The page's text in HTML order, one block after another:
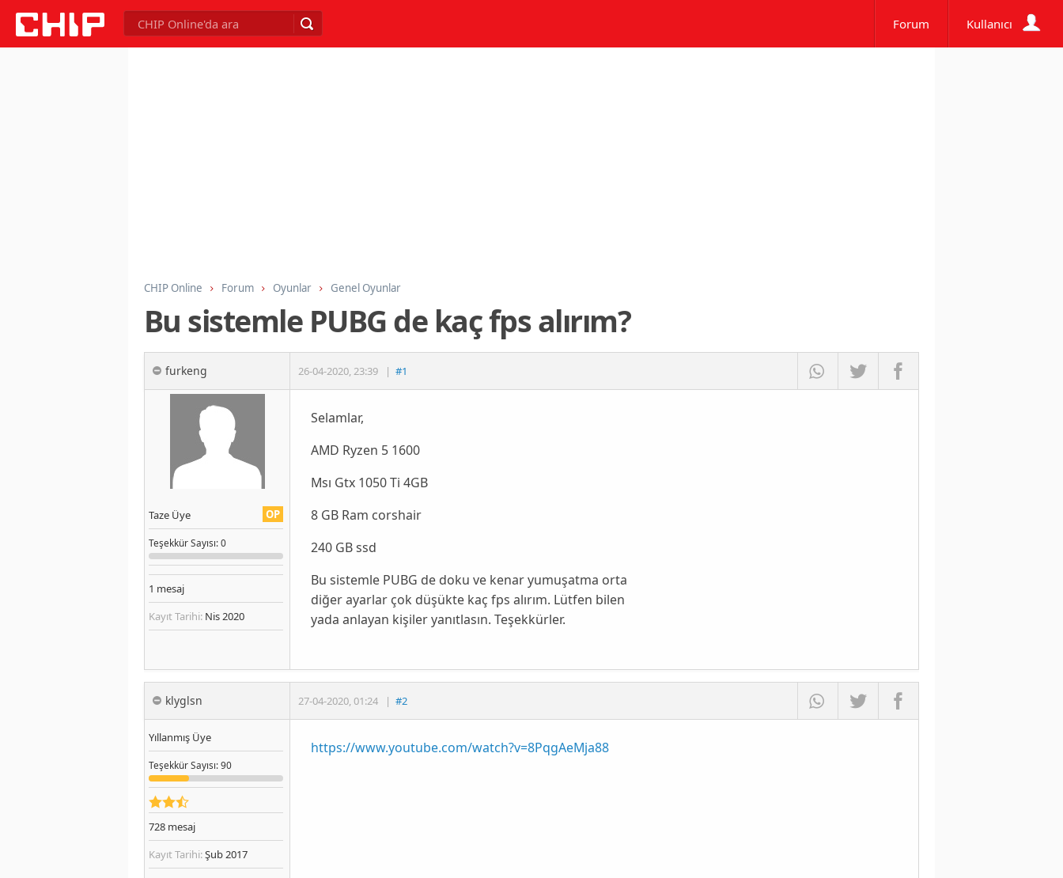
Forum Kullanıcı
CHIP Online Forum Oyunlar Genel Oyunlar
Bu sistemle PUBG de kaç fps alırım?
furkeng 26-04-2020,23:39 | #1
OP
Taze Üye
TeşekkürSayısı: 0
1 mesaj
Kayıt Tarihi: Nis 2020
Selamlar,
AMD Ryzen 5 1600
Msı Gtx 1050 Ti 4GB
8 GB Ram corshair
240 GB ssd
Bu sistemle PUBG de doku ve kenar yumuşatma orta
diğer ayarlar çok düşükte kaç fps alırım. Lütfen bilen
yada anlayan kişiler yanıtlasın. Teşekkürler.
klyglsn 27-04-2020,01:24 | #2
Yıllanmış Üye
TeşekkürSayısı: 90
728 mesaj
Kayıt Tarihi:Şub 2017
https://www.youtube.com/watch?v=8PqgAeMja88